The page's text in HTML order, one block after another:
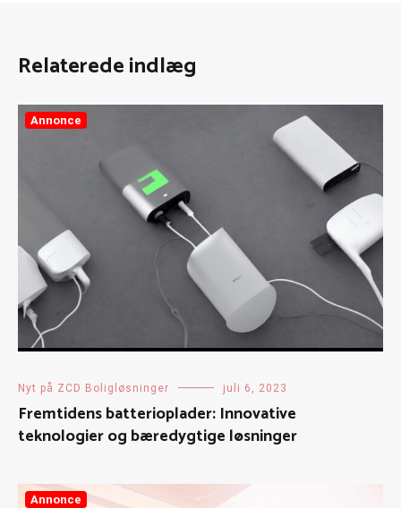
Relaterede indlæg
Annonce
Nyt på ZCD Boligløsninger juli 6, 2023
Fremtidens batterioplader: Innovative
teknologier og bæredygtige løsninger
Annonce